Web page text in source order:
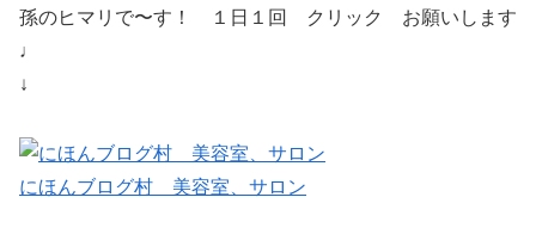
孫のヒマリで〜す！ １日１回 クリック お願いします
♩
↓
にほんブログ村 美容室、サロン